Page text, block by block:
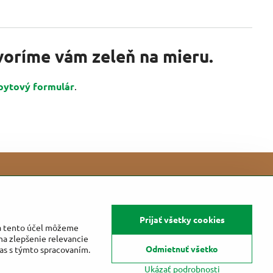
vám zeleň na mieru.
formulár
tento účel môžeme
zlepšenie relevancie
s týmto spracovaním.
Ukázať podrobnosti
Prijať všetky cookies
Odmietnuť všetko